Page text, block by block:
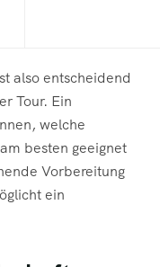
also entscheidend
Tour. Ein
welche
besten geeignet
Vorbereitung
ein